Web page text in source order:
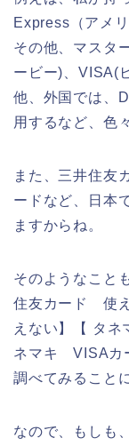
Express（アメ
その他、マスタ
ービー)、VISA(
他、外国では、
用するなど、色
また、三井住友
ードなど、日本
ますからね。
そのようなこと
住友カード 使
えない】【 タ
ネマキ VISAカ
調べてみること
なので、もしも